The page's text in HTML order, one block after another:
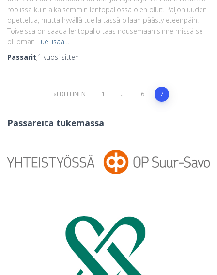
roolissa kuin aikaisemmin lentopallossa olen ollut. Paljon uuden
opettelua, mutta hyvällä tuella tässä ollaan päästy eteenpäin.
Toiveissa on saada lentopallo taas nousemaan sinne missä se
oli oman Lue lisää…
Passarit,1 vuosi sitten
Artikkelien
sivutus
EDELLINEN 1 … 6 7
Passareita tukemassa